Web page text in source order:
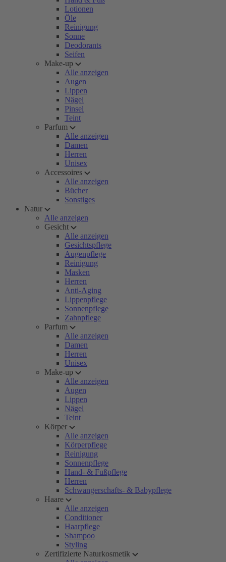
Lotionen
Öle
Reinigung
Sonne
Deodorants
Seifen
Make-up
Alle anzeigen
Augen
Lippen
Nägel
Pinsel
Teint
Parfum
Alle anzeigen
Damen
Herren
Unisex
Accessoires
Alle anzeigen
Bücher
Sonstiges
Natur
Alle anzeigen
Gesicht
Alle anzeigen
Gesichtspflege
Augenpflege
Reinigung
Masken
Herren
Anti-Aging
Lippenpflege
Sonnenpflege
Zahnpflege
Parfum
Alle anzeigen
Damen
Herren
Unisex
Make-up
Alle anzeigen
Augen
Lippen
Nägel
Teint
Körper
Alle anzeigen
Körperpflege
Reinigung
Sonnenpflege
Hand- & Fußpflege
Herren
Schwangerschafts- & Babypflege
Haare
Alle anzeigen
Conditioner
Haarpflege
Shampoo
Styling
Zertifizierte Naturkosmetik